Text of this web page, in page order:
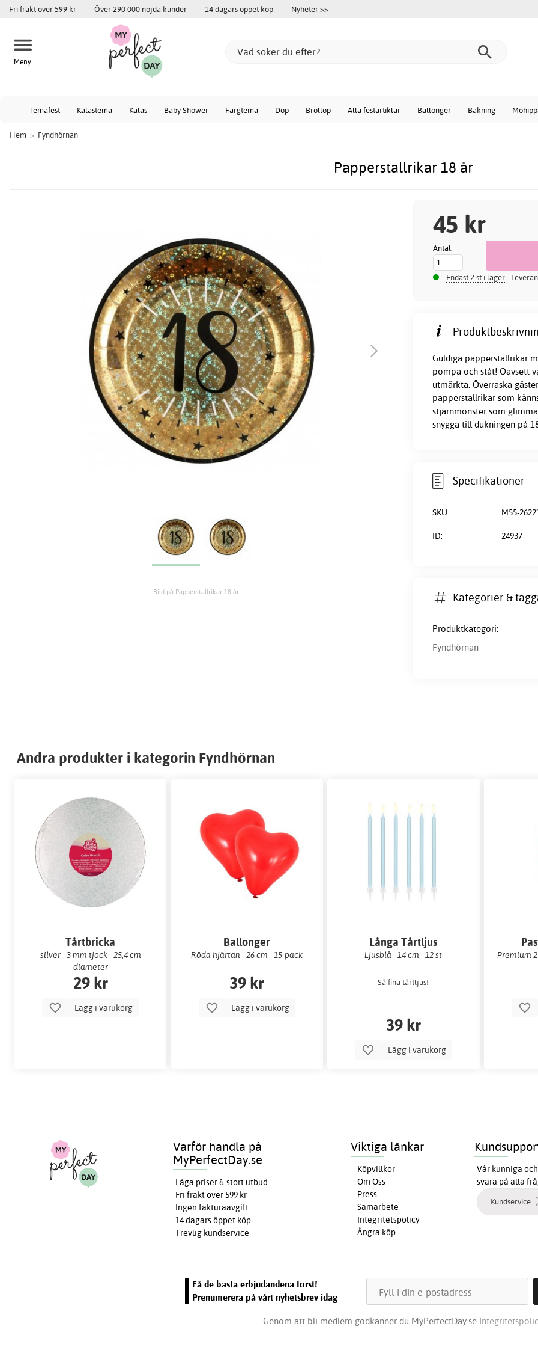
Fri frakt över 599 kr Över 290 000 nöjda kunder 14 dagars öppet köp Nyheter >>
Meny
Temafest Kalastema Kalas Baby Shower Färgtema Dop Bröllop Alla festartiklar Ballonger Bakning
Hem > Fyndhörnan
Papperstallrikar 18 år
Bild på Papperstallrikar 18 år
45 kr
Antal:
Endast 2 st i lager-
Guldiga papperstallrikar
pompa och ståt! Oavsett
utmärkta. Överraska
papperstallrikar som
stjärnmönster som
snygga till dukningen på
Specifikationer
SKU: M55-
ID: 24937
Kategorier &
Produktkategori:
Fyndhörnan
Andra produkter i kategorin Fyndhörnan
Tårtbricka
silver - 3 mm tjock - 25,4 cm
diameter
29 kr
Lägg i varukorg
Ballonger
Röda hjärtan - 26 cm - 15-pack
39 kr
Lägg i varukorg
Långa Tårtljus
Ljusblå - 14 cm - 12 st
Så fina tårtljus!
39 kr
Lägg i varukorg
Premium
Varför handla på
MyPerfectDay.se
Låga priser & stort utbud
Fri frakt över 599 kr
Ingen fakturaavgift
14 dagars öppet köp
Trevlig kundservice
Viktiga länkar
Köpvillkor
Om Oss
Press
Samarbete
Integritetspolicy
Ångra köp
Vår kunniga
svara på alla
Kundservice
Få de bästa erbjudandena först!
Prenumerera på vårt nyhetsbrev idag
Genom att bli medlem godkänner du MyPerfectDay.se